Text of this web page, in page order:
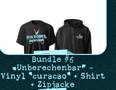
Bundle #6
„Unberechenbar“ –
Vinyl "curacao" + Shirt
+ Zipjacke